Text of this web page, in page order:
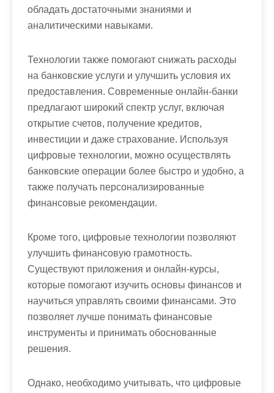
обладать достаточными знаниями и
аналитическими навыками.
Технологии также помогают снижать расходы
на банковские услуги и улучшить условия их
предоставления. Современные онлайн-банки
предлагают широкий спектр услуг, включая
открытие счетов, получение кредитов,
инвестиции и даже страхование. Используя
цифровые технологии, можно осуществлять
банковские операции более быстро и удобно, а
также получать персонализированные
финансовые рекомендации.
Кроме того, цифровые технологии позволяют
улучшить финансовую грамотность.
Существуют приложения и онлайн-курсы,
которые помогают изучить основы финансов и
научиться управлять своими финансами. Это
позволяет лучше понимать финансовые
инструменты и принимать обоснованные
решения.
Однако, необходимо учитывать, что цифровые